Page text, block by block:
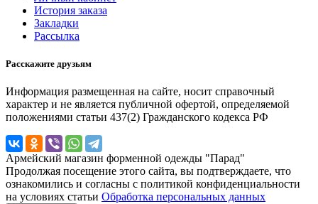
История заказа
Закладки
Рассылка
Расскажите друзьям
Информация размещенная на сайте, носит справочный
характер и не является публичной офертой, определяемой
положениями статьи 437(2) Гражданского кодекса РФ
Армейский магазин форменной одежды "Парад"
Продолжая посещение этого сайта, вы подтверждаете, что
ознакомились и согласны с политикой конфиденциальности
на условиях статьи Обработка персональных данных